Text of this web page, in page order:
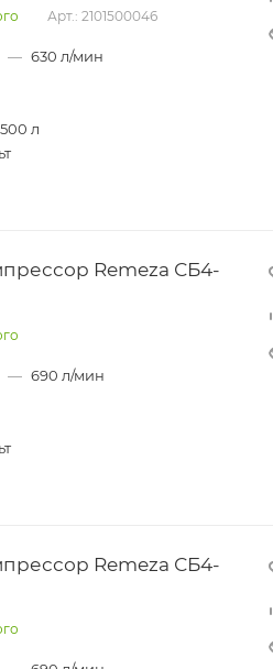
Арт.: 2101500046
— 630 л/мин
500 л
Remeza СБ4-
— 690 л/мин
Remeza СБ4-